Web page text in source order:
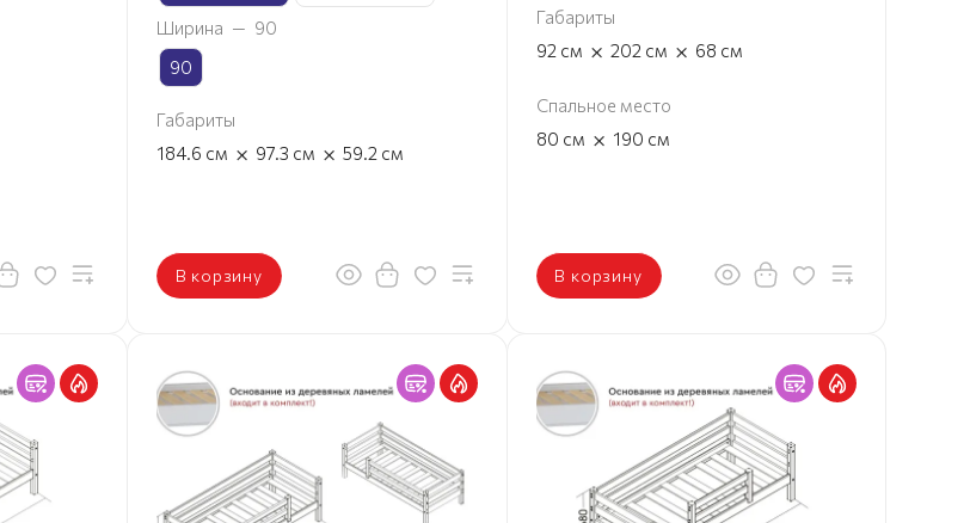
Ширина — 90
90
Габариты
184.6 см × 97.3 см × 59.2 см
В корзину
Габариты
92 см × 202 см × 68 см
Спальное место
80 см × 190 см
В корзину